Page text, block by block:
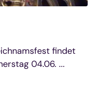
findet
04.06. ...